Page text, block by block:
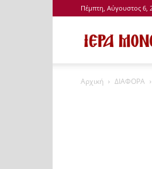
Πέμπτη, Αύγουστος 6,
Αρχική ΔΙΑΦΟΡΑ